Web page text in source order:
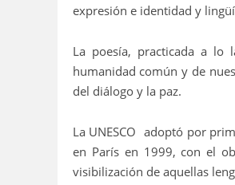
expresión e identidad y
La poesía, practicada a lo
humanidad común y de
del diálogo y la paz.
La UNESCO adoptó por
en París en 1999, con el
visibilización de aquellas